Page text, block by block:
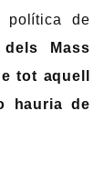
política de
Mass
tot aquell
hauria de